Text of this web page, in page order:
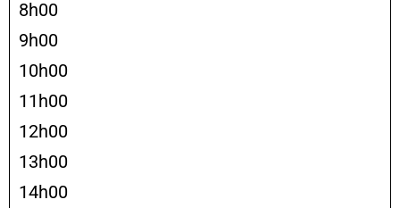
8h00
9h00
10h00
11h00
12h00
13h00
14h00